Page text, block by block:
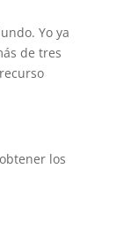
Yo ya
de tres
los